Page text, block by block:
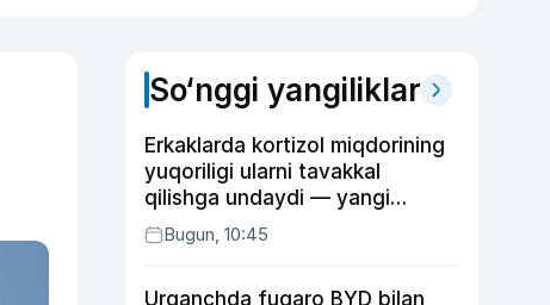
So‘nggi yangiliklar
Erkaklarda kortizol miqdorining
yuqoriligi ularni tavakkal
qilishga undaydi — yangi
tadqiqot
Bugun, 10:45
Urganchda fuqaro BYD bilan